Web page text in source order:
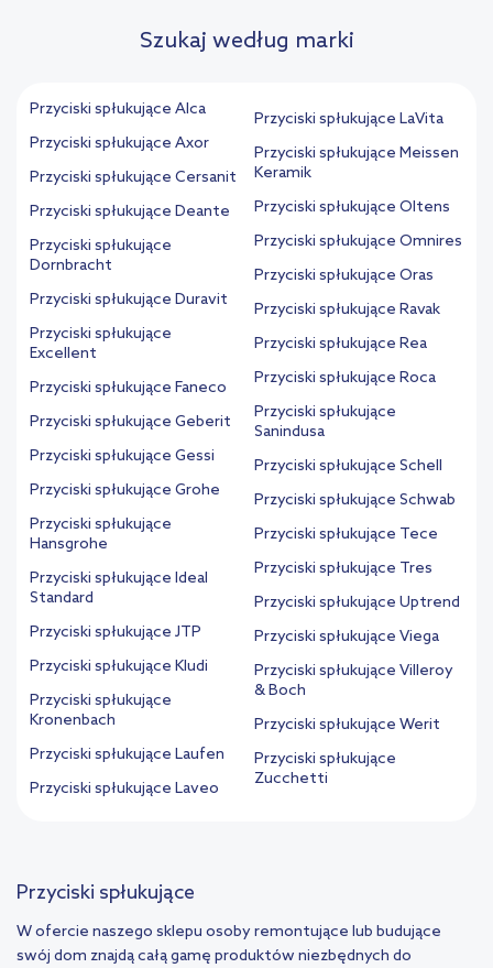
Szukaj według marki
Przyciski spłukujące Alca
Przyciski spłukujące Axor
Przyciski spłukujące Cersanit
Przyciski spłukujące Deante
Przyciski spłukujące
Dornbracht
Przyciski spłukujące Duravit
Przyciski spłukujące
Excellent
Przyciski spłukujące Faneco
Przyciski spłukujące Geberit
Przyciski spłukujące Gessi
Przyciski spłukujące Grohe
Przyciski spłukujące
Hansgrohe
Przyciski spłukujące Ideal
Standard
Przyciski spłukujące JTP
Przyciski spłukujące Kludi
Przyciski spłukujące
Kronenbach
Przyciski spłukujące Laufen
Przyciski spłukujące Laveo
Przyciski spłukujące LaVita
Przyciski spłukujące Meissen
Keramik
Przyciski spłukujące Oltens
Przyciski spłukujące Omnires
Przyciski spłukujące Oras
Przyciski spłukujące Ravak
Przyciski spłukujące Rea
Przyciski spłukujące Roca
Przyciski spłukujące
Sanindusa
Przyciski spłukujące Schell
Przyciski spłukujące Schwab
Przyciski spłukujące Tece
Przyciski spłukujące Tres
Przyciski spłukujące Uptrend
Przyciski spłukujące Viega
Przyciski spłukujące Villeroy
& Boch
Przyciski spłukujące Werit
Przyciski spłukujące
Zucchetti
Przyciski spłukujące
W ofercie naszego sklepu osoby remontujące lub budujące
swój dom znajdą całą gamę produktów niezbędnych do